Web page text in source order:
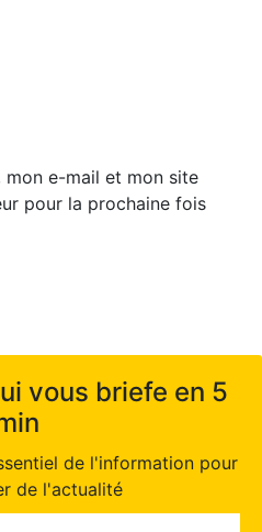
mon e-mail et mon site
pour la prochaine fois
vous briefe en 5
de l'information pour
de l'actualité